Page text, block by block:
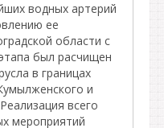
водных артерий
ее
области с
был расчищен
в границах
и
всего
мероприятий